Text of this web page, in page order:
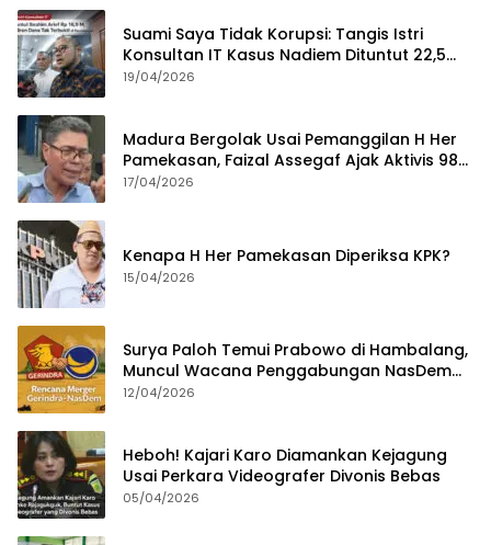
Suami Saya Tidak Korupsi: Tangis Istri
Konsultan IT Kasus Nadiem Dituntut 22,5
Tahun
19/04/2026
Madura Bergolak Usai Pemanggilan H Her
Pamekasan, Faizal Assegaf Ajak Aktivis 98
Bongkar Permainan KPK
17/04/2026
Kenapa H Her Pamekasan Diperiksa KPK?
15/04/2026
Surya Paloh Temui Prabowo di Hambalang,
Muncul Wacana Penggabungan NasDem
dan Gerindra
12/04/2026
Heboh! Kajari Karo Diamankan Kejagung
Usai Perkara Videografer Divonis Bebas
05/04/2026